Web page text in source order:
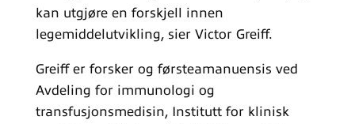
kan utgjøre en forskjell innen
legemiddelutvikling, sier Victor Greiff.
Greiff er forsker og førsteamanuensis ved
Avdeling for immunologi og
transfusjonsmedisin, Institutt for klinisk